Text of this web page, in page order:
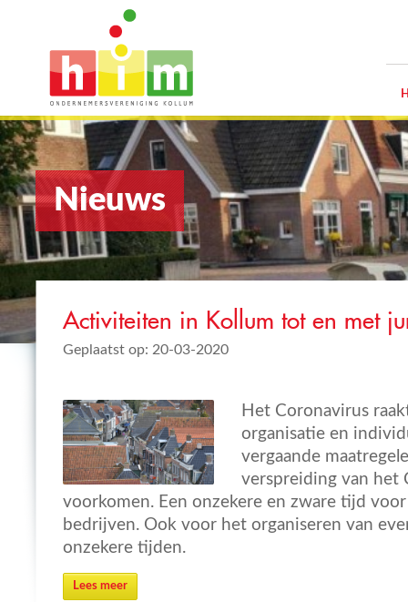
Nieuws
Activiteiten in Kollum tot en met
Geplaatst op: 20-03-2020
Het Coronavirus
organisatie en
vergaande
verspreiding van het
voorkomen. Een onzekere en zware tijd
bedrijven. Ook voor het organiseren van
onzekere tijden.
Lees meer